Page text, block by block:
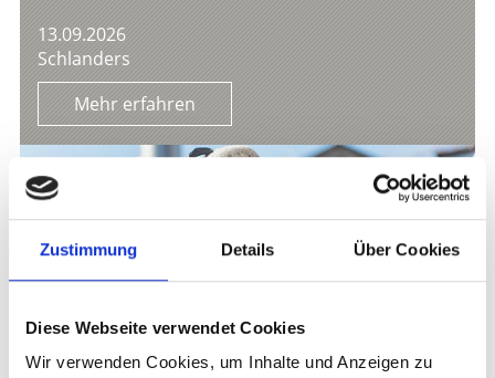
Zustimmung Details Über Cookies
Diese Webseite verwendet Cookies
Wir verwenden Cookies, um Inhalte und Anzeigen zu
13.09.2026
Schlanders
Mehr erfahren